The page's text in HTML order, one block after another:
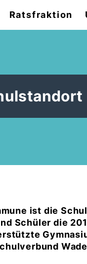
Ratsfraktion
ist die
Schüler die